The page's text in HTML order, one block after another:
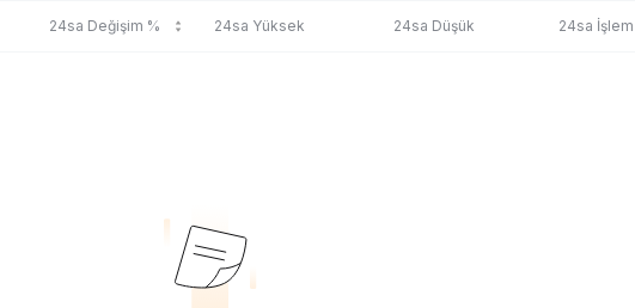
24sa Değişim % 24sa Yüksek 24sa Düşük 24sa